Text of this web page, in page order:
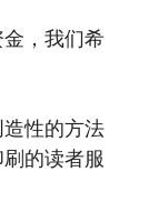
，我们希
性的方法
的读者服